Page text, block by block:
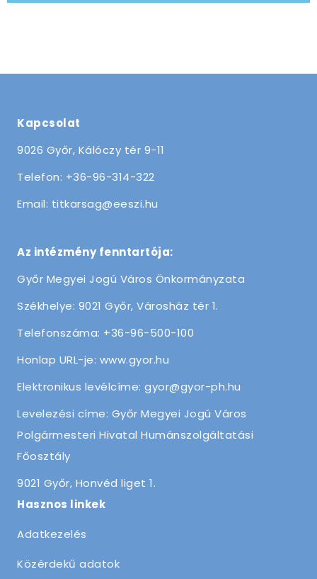
Kapcsolat
9026 Győr, Kálóczy tér 9-11
Telefon: +36-96-314-322
Email: titkarsag@eeszi.hu
Az intézmény fenntartója:
Győr Megyei Jogú Város Önkormányzata
Székhelye: 9021 Győr, Városház tér 1.
Telefonszáma: +36-96-500-100
Honlap URL-je: www.gyor.hu
Elektronikus levélcíme: gyor@gyor-ph.hu
Levelezési címe: Győr Megyei Jogú Város
Polgármesteri Hivatal Humánszolgáltatási
Főosztály
9021 Győr, Honvéd liget 1.
Hasznos linkek
Adatkezelés
Közérdekű adatok